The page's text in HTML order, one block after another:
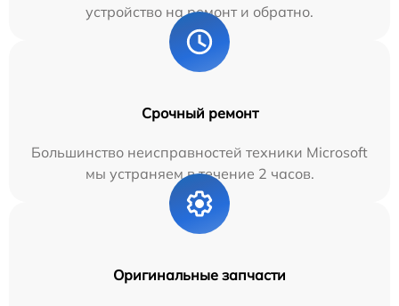
устройство на ремонт и обратно.
Срочный ремонт
Большинство неисправностей техники Microsoft
мы устраняем в течение 2 часов.
Оригинальные запчасти